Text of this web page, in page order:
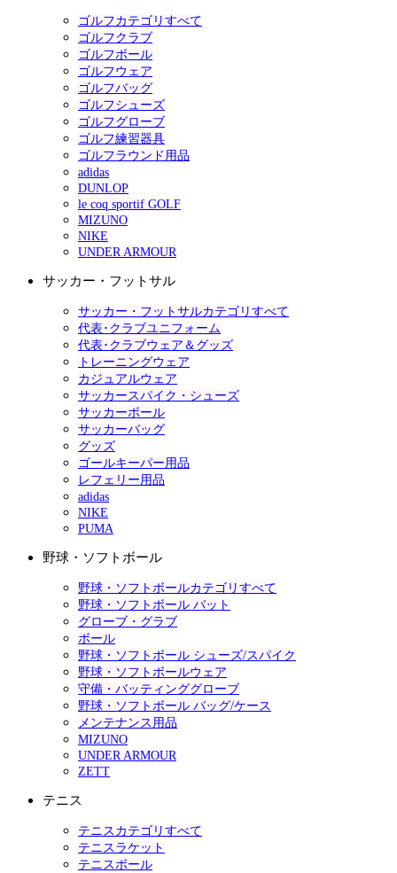
ゴルフカテゴリすべて
ゴルフクラブ
ゴルフボール
ゴルフウェア
ゴルフバッグ
ゴルフシューズ
ゴルフグローブ
ゴルフ練習器具
ゴルフラウンド用品
adidas
DUNLOP
le coq sportif GOLF
MIZUNO
NIKE
UNDER ARMOUR
サッカー・フットサル
サッカー・フットサルカテゴリすべて
代表･クラブユニフォーム
代表･クラブウェア＆グッズ
トレーニングウェア
カジュアルウェア
サッカースパイク・シューズ
サッカーボール
サッカーバッグ
グッズ
ゴールキーパー用品
レフェリー用品
adidas
NIKE
PUMA
野球・ソフトボール
野球・ソフトボールカテゴリすべて
野球・ソフトボール バット
グローブ・グラブ
ボール
野球・ソフトボール シューズ/スパイク
野球・ソフトボールウェア
守備・バッティンググローブ
野球・ソフトボール バッグ/ケース
メンテナンス用品
MIZUNO
UNDER ARMOUR
ZETT
テニス
テニスカテゴリすべて
テニスラケット
テニスボール